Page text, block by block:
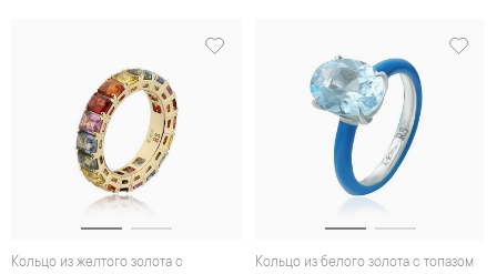
Кольцо из желтого золота с Кольцо из белого золота с топазом